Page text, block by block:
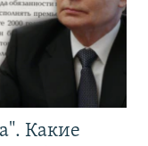
Какие